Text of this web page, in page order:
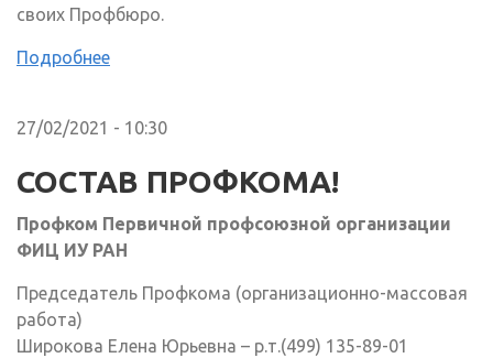
своих Профбюро.
Подробнее
27/02/2021 - 10:30
СОСТАВ ПРОФКОМА!
Профком Первичной профсоюзной организации
ФИЦ ИУ РАН
Председатель Профкома (организационно-массовая
работа)
Широкова Елена Юрьевна – р.т.(499) 135-89-01